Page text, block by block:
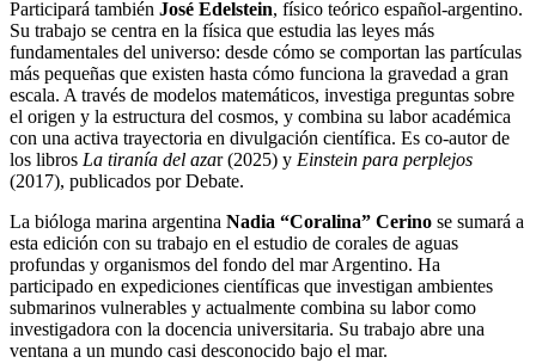
Participará también José Edelstein, físico teórico español-argentino.
Su trabajo se centra en la física que estudia las leyes más
fundamentales del universo: desde cómo se comportan las partículas
más pequeñas que existen hasta cómo funciona la gravedad a gran
escala. A través de modelos matemáticos, investiga preguntas sobre
el origen y la estructura del cosmos, y combina su labor académica
con una activa trayectoria en divulgación científica. Es co-autor de
los libros La tiranía del azar (2025) y Einstein para perplejos
(2017), publicados por Debate.
La bióloga marina argentina Nadia “Coralina” Cerino se sumará a
esta edición con su trabajo en el estudio de corales de aguas
profundas y organismos del fondo del mar Argentino. Ha
participado en expediciones científicas que investigan ambientes
submarinos vulnerables y actualmente combina su labor como
investigadora con la docencia universitaria. Su trabajo abre una
ventana a un mundo casi desconocido bajo el mar.